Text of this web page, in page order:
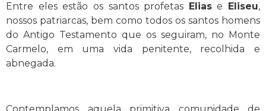
Entre eles estão os santos profetas Eliase Eliseu,
nossos patriarcas, bem como todos os santos homens
do Antigo Testamento que os seguiram, no Monte
Carmelo, em uma vida penitente, recolhida e
abnegada.